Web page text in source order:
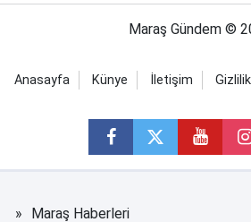
Maraş Gündem ©
Anasayfa Künye İletişim
Maraş Haberleri